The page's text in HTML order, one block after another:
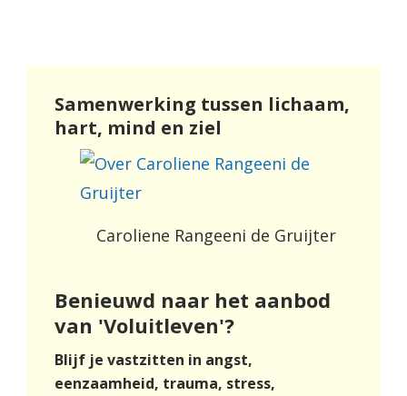
Samenwerking tussen lichaam,
hart, mind en ziel
Caroliene Rangeeni de Gruijter
Benieuwd naar het aanbod
van 'Voluitleven'?
Blijf je vastzitten in angst,
eenzaamheid, trauma, stress,